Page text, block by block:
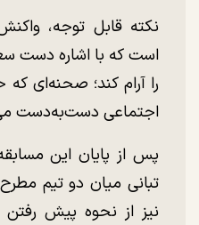
نکته قابل توجه، واکنش
است که با اشاره دست
را آرام کند؛ صحنه‌ای
اجتماعی دست‌به‌دست
پس از پایان این
تبانی میان دو تیم
نیز از نحوه پیش رفتن